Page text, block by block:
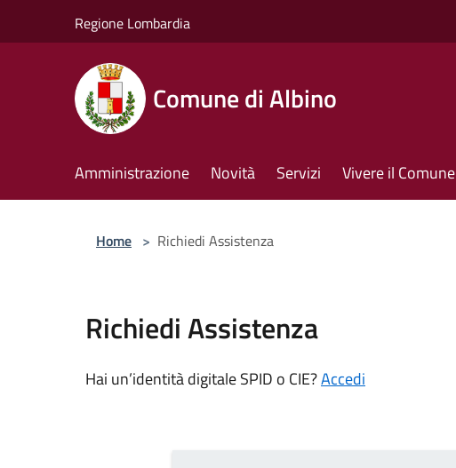
Regione Lombardia
Comune di Albino
Amministrazione Novità Servizi Vivere il Comune
Home > Richiedi Assistenza
Richiedi Assistenza
Hai un’identità digitale SPID o CIE?Accedi